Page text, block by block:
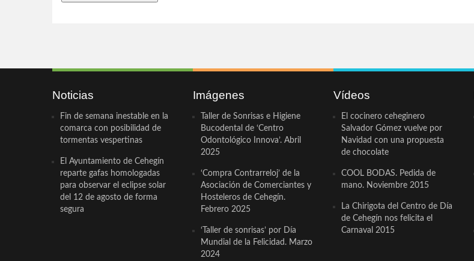
Noticias
Fin de semana inestable en la
comarca con posibilidad de
tormentas vespertinas
El Ayuntamiento de Cehegín
reparte gafas homologadas
para observar el eclipse solar
del 12 de agosto de forma
segura
Imágenes
Taller de Sonrisas e Higiene
Bucodental de ‘Centro
Odontológico Innova’. Abril
2025
‘Compra Contrarreloj’ de la
Asociación de Comerciantes y
Hosteleros de Cehegín.
Febrero 2025
‘Taller de sonrisas’ por Día
Mundial de la Felicidad. Marzo
2024
Vídeos
El cocinero ceheginero
Salvador Gómez vuelve por
Navidad con una propuesta
de chocolate
COOL BODAS. Pedida de
mano. Noviembre 2015
La Chirigota del Centro de Día
de Cehegín nos felicita el
Carnaval 2015